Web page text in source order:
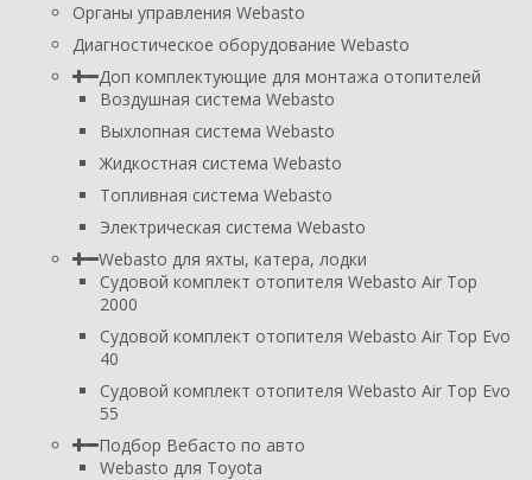
Органы управления Webasto
Диагностическое оборудование Webasto
Доп комплектующие для монтажа отопителей
Воздушная система Webasto
Выхлопная система Webasto
Жидкостная система Webasto
Топливная система Webasto
Электрическая система Webasto
Webasto для яхты, катера, лодки
Судовой комплект отопителя Webasto Air Top
2000
Судовой комплект отопителя Webasto Air Top Evo
40
Судовой комплект отопителя Webasto Air Top Evo
55
Подбор Вебасто по авто
Webasto для Toyota